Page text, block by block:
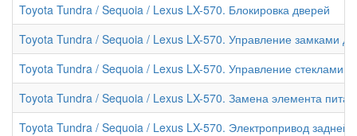
Toyota Tundra / Sequoia / Lexus LX-570. Блокировка дверей
Toyota Tundra / Sequoia / Lexus LX-570. Управление замками
Toyota Tundra / Sequoia / Lexus LX-570. Управление стеклами
Toyota Tundra / Sequoia / Lexus LX-570. Замена элемента
Toyota Tundra / Sequoia / Lexus LX-570. Электропривод